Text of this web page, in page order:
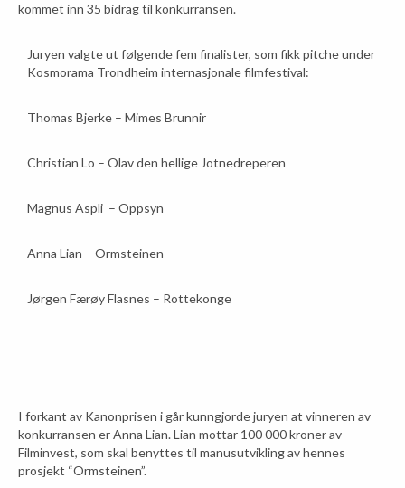
kommet inn 35 bidrag til konkurransen.
Juryen valgte ut følgende fem finalister, som fikk pitche under
Kosmorama Trondheim internasjonale filmfestival:
Thomas Bjerke – Mimes Brunnir
Christian Lo – Olav den hellige Jotnedreperen
Magnus Aspli – Oppsyn
Anna Lian – Ormsteinen
Jørgen Færøy Flasnes – Rottekonge
I forkant av Kanonprisen i går kunngjorde juryen at vinneren av
konkurransen er Anna Lian. Lian mottar 100 000 kroner av
Filminvest, som skal benyttes til manusutvikling av hennes
prosjekt “Ormsteinen”.